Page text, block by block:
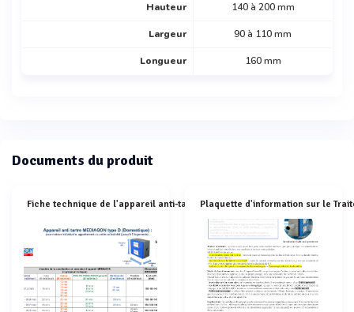
Hauteur 140 à 200 mm
Largeur 90 à 110 mm
Longueur 160 mm
Documents du produit
Fiche technique de l'appareil anti-tartre MEDIAGON type D (Domestique)